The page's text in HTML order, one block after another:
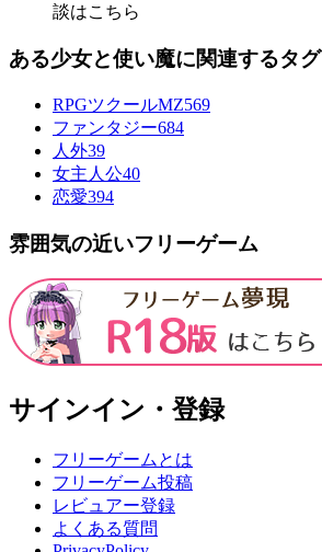
談はこちら
ある少女と使い魔に関連するタグ
RPGツクールMZ569
ファンタジー684
人外39
女主人公40
恋愛394
雰囲気の近いフリーゲーム
サインイン・登録
フリーゲームとは
フリーゲーム投稿
レビュアー登録
よくある質問